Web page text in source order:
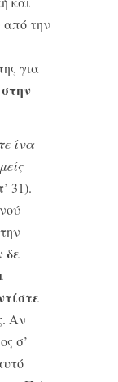
από την
για
ίνα
31).
δε
. Αν
σ’